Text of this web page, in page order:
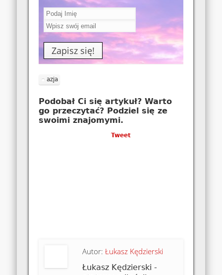
azja
Podobał Ci się artykuł? Warto
go przeczytać? Podziel się ze
swoimi znajomymi.
Tweet
Autor:Łukasz Kędzierski
Łukasz Kędzierski -